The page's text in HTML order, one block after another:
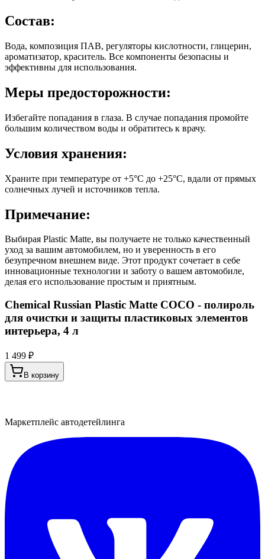
Состав:
Вода, композиция ПАВ, регуляторы кислотности, глицерин,
ароматизатор, краситель. Все компоненты безопасны и
эффективны для использования.
Меры предосторожности:
Избегайте попадания в глаза. В случае попадания промойте
большим количеством воды и обратитесь к врачу.
Условия хранения:
Храните при температуре от +5°C до +25°C, вдали от прямых
солнечных лучей и источников тепла.
Примечание:
Выбирая Plastic Matte, вы получаете не только качественный
уход за вашим автомобилем, но и уверенность в его
безупречном внешнем виде. Этот продукт сочетает в себе
инновационные технологии и заботу о вашем автомобиле,
делая его использование простым и приятным.
Chemical Russian Plastic Matte COCO - полироль
для очистки и защиты пластиковых элементов
интерьера, 4 л
1 499 ₽
В корзину
Маркетплейс автодетейлинга